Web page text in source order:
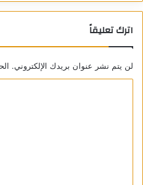
Matryoshka News
اترك تعليقاً
لن يتم نشر عنوان بريدك الإلكتروني.